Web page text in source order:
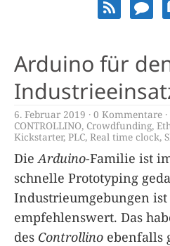
Arduino für
6. Februar 2019 0 Kommentare
CONTROLLINO, Crowdfunding,
Kickstarter, PLC, Real time clock,
Die Arduino-Familie ist
schnelle Prototyping
Industrieumgebungen
empfehlenswert. Das
des Controllino ebenfalls